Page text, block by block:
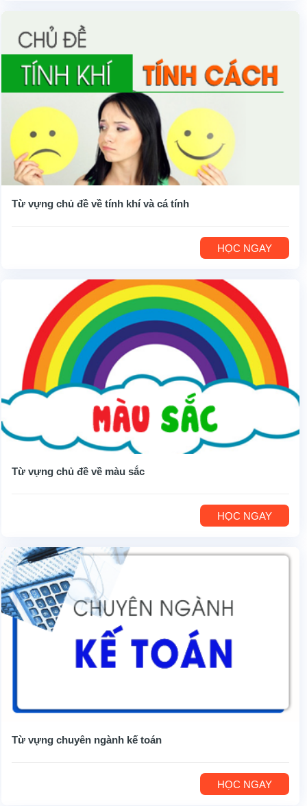
Từ vựng chủ đề về tính khí và cá tính
HỌC NGAY
Từ vựng chủ đề về màu sắc
HỌC NGAY
Từ vựng chuyên ngành kế toán
HỌC NGAY